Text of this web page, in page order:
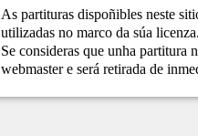
As partituras dispoñibles neste
utilizadas no marco da súa
Se consideras que unha partitura
webmastere será retirada de